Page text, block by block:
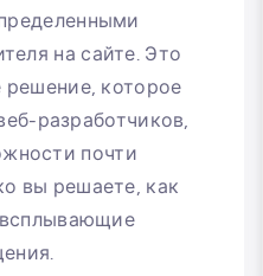
на сайте. Это
решение, которое
разработчиков,
почти
вы решаете, как
всплывающие